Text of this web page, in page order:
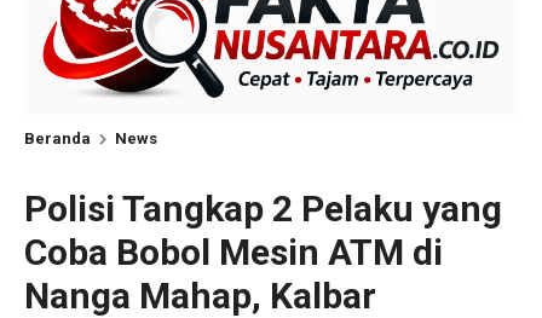
Beranda News
Polisi Tangkap 2 Pelaku yang
Coba Bobol Mesin ATM di
Nanga Mahap, Kalbar